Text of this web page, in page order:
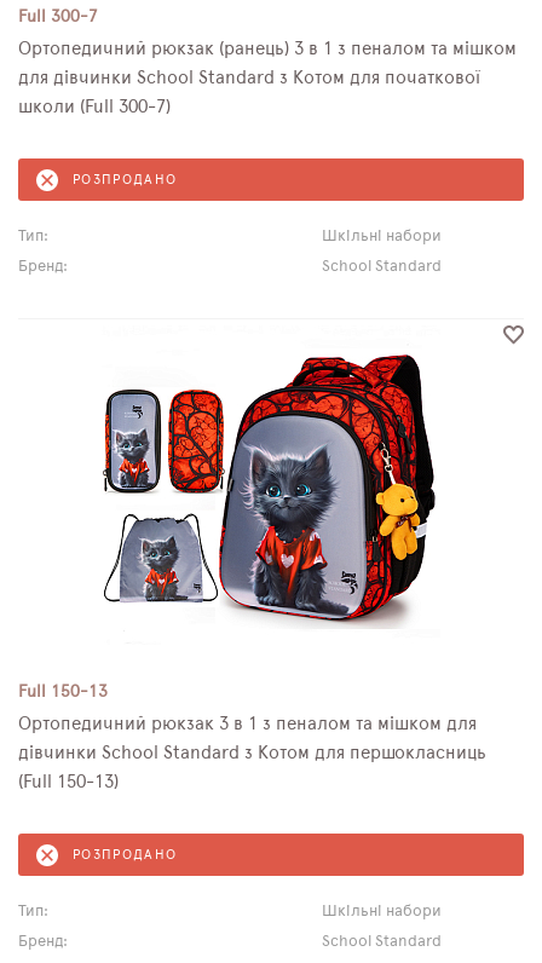
Full 300-7
Ортопедичний рюкзак (ранець) 3 в 1 з пеналом та мішком
для дівчинки School Standard з Котом для початкової
школи (Full 300-7)
РОЗПРОДАНО
Тип:
Шкільні набори
Бренд:
School Standard
Full 150-13
Ортопедичний рюкзак 3 в 1 з пеналом та мішком для
дівчинки School Standard з Котом для першокласниць
(Full 150-13)
РОЗПРОДАНО
Тип:
Шкільні набори
Бренд:
School Standard